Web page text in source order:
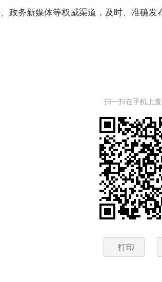
政务新媒体等权威渠道，及时、准确发
扫一扫在手机上
打印